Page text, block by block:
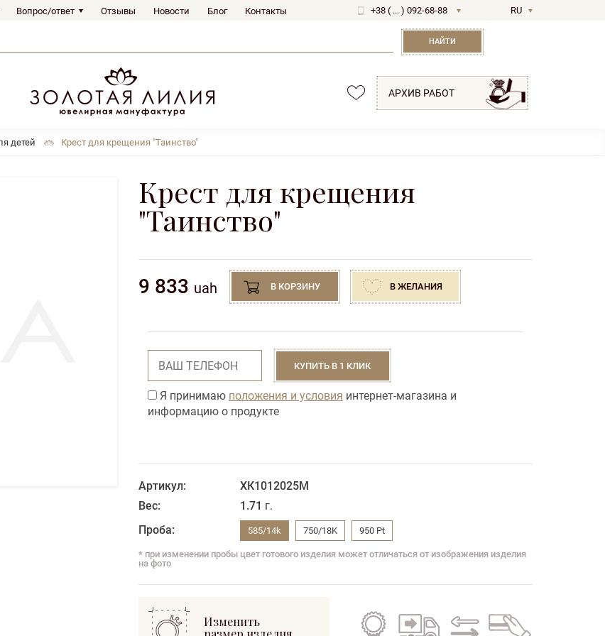
Вопрос/ответ Отзывы Новости Блог Контакты +38 ( ... ) 092-68-88
RU
НАЙТИ
АРХИВ РАБОТ
детей Крест для крещения "Таинство"
Крест для крещения
"Таинство"
9 833 uah В КОРЗИНУ В ЖЕЛАНИЯ
КУПИТЬ В 1 КЛИК
Я принимаю положения и условия интернет-магазина и
информацию о продукте
Артикул:
ХК1012025M
Вес:
1.71 г.
Проба:
585/14k 750/18K 950 Pt
* при изменении пробы цвет готового изделия может отличаться от изображения изделия
на фото
Изменить
Гарантия
на все
Бесплатная
доставка
Обмен
старого
Кредит
на все